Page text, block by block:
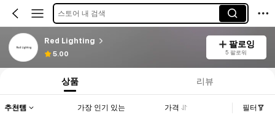
스토어 내 검색
Red Lighting
5.00
팔로잉
5 팔로워
상품 리뷰
추천템 가장 인기 있는 가격 필터